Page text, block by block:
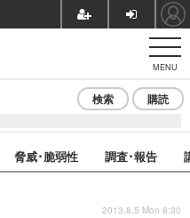
MENU
検索 購読
脅威･脆弱性 調査･報告
2013.8.5 Mon 8:30